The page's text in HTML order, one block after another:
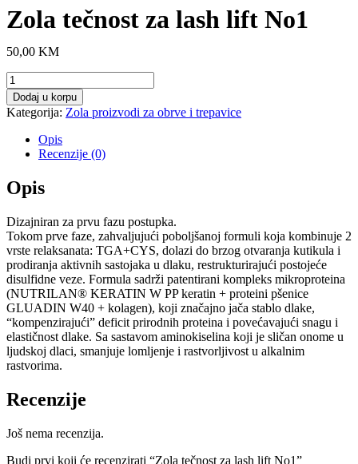
Zola tečnost za lash lift No1
50,00 KM
Zola
tečnost
za
lash
No1
količina
Dodaj u korpu
Kategorija: Zola proizvodi za obrve i trepavice
Opis
Recenzije (0)
Opis
Dizajniran za prvu fazu postupka.
Tokom prve faze, zahvaljujući poboljšanoj formuli koja kombinuje 2
vrste relaksanata: TGA+CYS, dolazi do brzog otvaranja kutikula i
prodiranja aktivnih sastojaka u dlaku, restrukturirajući postojeće
disulfidne veze. Formula sadrži patentirani kompleks mikroproteina
(NUTRILAN® KERATIN W PP keratin + proteini pšenice
GLUADIN W40 + kolagen), koji značajno jača stablo dlake,
“kompenzirajući” deficit prirodnih proteina i povećavajući snagu i
elastičnost dlake. Sa sastavom aminokiselina koji je sličan onome u
ljudskoj dlaci, smanjuje lomljenje i rastvorljivost u alkalnim
rastvorima.
Recenzije
Još nema recenzija.
Budi prvi koji će recenzirati “Zola tečnost za lash lift No1”